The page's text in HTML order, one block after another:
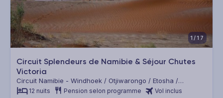
1/17
Circuit Splendeurs de Namibie & Séjour Chutes
Victoria
Circuit Namibie - Windhoek / Otjiwarongo / Etosha /
Twyfelfontein / Swakopmund / Désert du Namib / Mariental /
12 nuits Pension selon programme Vol inclus